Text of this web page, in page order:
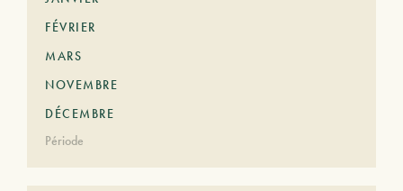
FÉVRIER
MARS
NOVEMBRE
DÉCEMBRE
Période